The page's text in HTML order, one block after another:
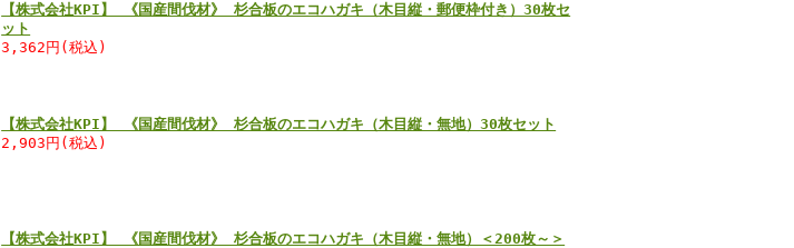
【株式会社KPI】 《国産間伐材》 杉合板のエコハガキ（木目縦・郵便枠付き）30枚セ
ット
3,362円(税込)
【株式会社KPI】 《国産間伐材》 杉合板のエコハガキ（木目縦・無地）30枚セット
2,903円(税込)
【株式会社KPI】 《国産間伐材》 杉合板のエコハガキ（木目縦・無地）＜200枚～＞